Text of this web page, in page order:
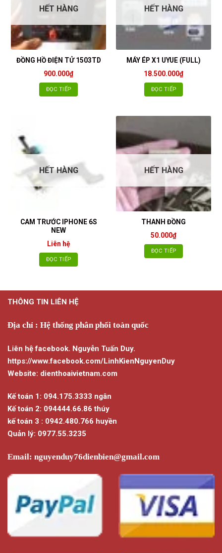
HẾT HÀNG
ĐỒNG HỒ ĐIỆN TỬ 1503TD
900.000₫
ĐỌC TIẾP
HẾT HÀNG
MÁY ÉP X1 UYUE (FULL)
18.500.000₫
ĐỌC TIẾP
HẾT HÀNG
CAM TRƯỚC IPHONE 6S
NEW
Liên hệ
ĐỌC TIẾP
HẾT HÀNG
THANH ĐỒNG
50.000₫
ĐỌC TIẾP
THÔNG TIN LIÊN HỆ
Địa chỉ : Hệ thống phân phối toàn quốc
Liên hệ facebook. Nguyễn Tuấn Duy.
https://www.facebook.com/LinhKienNguyenDuy
Website: dienthoaivietnam.com
Kế toán 1: 094.175.3333 ngân
Kế toán 2: 094444.66.86 thúy
kế toán 3 : 0942.480.766 huyền
Quản lý: 0977.55.3235
Email: nguyenduy76dienbien@gmail.com